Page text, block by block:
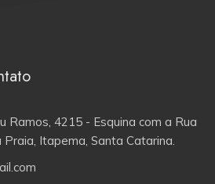
Ramos, 4215 - Esquina com a Rua
Itapema, Santa Catarina.